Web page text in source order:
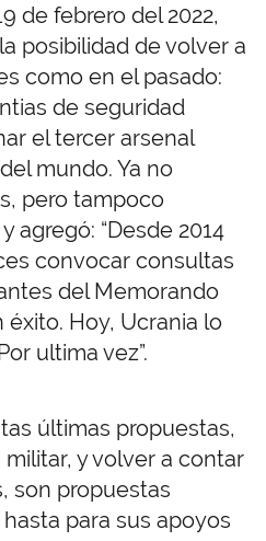
de febrero del 2022,
posibilidad de volver a
como en el pasado:
de seguridad
el tercer arsenal
mundo. Ya no
pero tampoco
agregó: “Desde 2014
convocar consultas
del Memorando
éxito. Hoy, Ucrania lo
ultima vez”.
últimas propuestas,
y volver a contar
son propuestas
para sus apoyos